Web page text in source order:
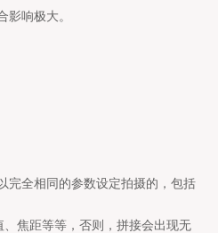
影响极大。
完全相同的参数设定拍摄的，包括
焦距等等，否则，拼接会出现无